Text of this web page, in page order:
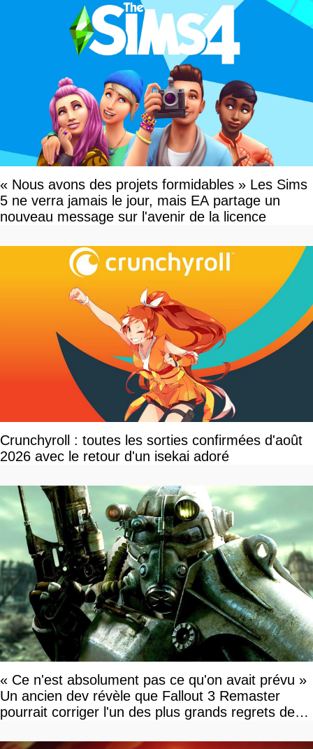
« Nous avons des projets formidables » Les Sims
5 ne verra jamais le jour, mais EA partage un
nouveau message sur l'avenir de la licence
Crunchyroll : toutes les sorties confirmées d'août
2026 avec le retour d'un isekai adoré
« Ce n'est absolument pas ce qu'on avait prévu »
Un ancien dev révèle que Fallout 3 Remaster
pourrait corriger l'un des plus grands regrets de